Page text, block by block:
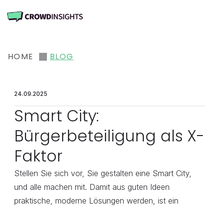
HOME BLOG
24.09.2025
Smart City:
Bürgerbeteiligung als X-
Faktor
Stellen Sie sich vor, Sie gestalten eine Smart City,
und alle machen mit. Damit aus guten Ideen
praktische, moderne Lösungen werden, ist ein